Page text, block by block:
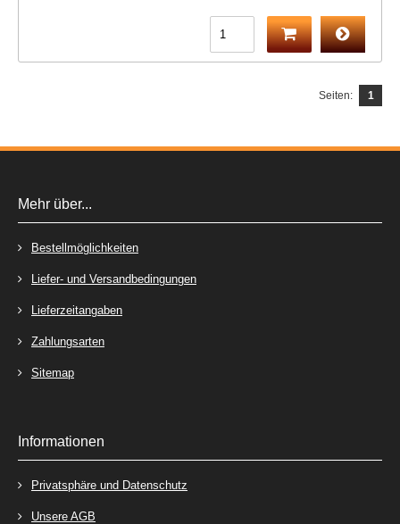
Seiten: 1
Mehr über...
Bestellmöglichkeiten
Liefer- und Versandbedingungen
Lieferzeitangaben
Zahlungsarten
Sitemap
Informationen
Privatsphäre und Datenschutz
Unsere AGB